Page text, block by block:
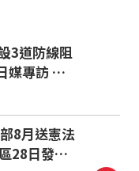
3道防線阻
媒專訪 顧
買疫苗遭
8月送憲法